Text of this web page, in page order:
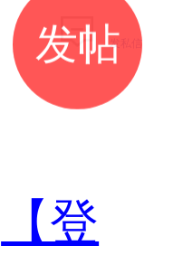
发私信
【登
发帖